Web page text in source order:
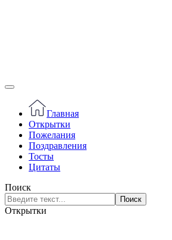
Главная
Открытки
Пожелания
Поздравления
Тосты
Цитаты
Поиск
Поиск
Открытки